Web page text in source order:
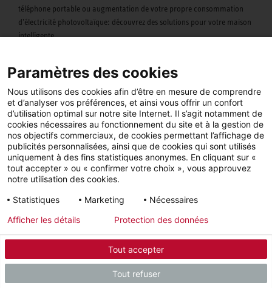
téléphone portable ou augmentation de votre propre consommation
d'électricité photovoltaïque: découvrez des solutions pour votre maison
intelligente.
Application MyStiebel
confortable à la maison depuis votre smartphone.
Paramètres des cookies
Nous utilisons des cookies afin d’être en mesure de comprendre
et d’analyser vos préférences, et ainsi vous offrir un confort
d’utilisation optimal sur notre site Internet. Il s’agit notamment de
cookies nécessaires au fonctionnement du site et à la gestion de
nos objectifs commerciaux, de cookies permettant l’affichage de
publicités personnalisées, ainsi que de cookies qui sont utilisés
uniquement à des fins statistiques anonymes. En cliquant sur «
tout accepter » ou « confirmer votre choix », vous approuvez
notre utilisation des cookies.
Statistiques
Marketing Nécessaires
Tout accepter
Tout refuser
Afficher les détails Protection des données